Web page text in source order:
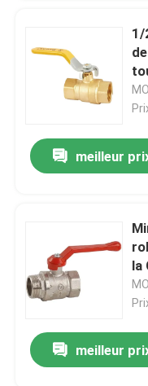
1/
meilleur
la
meilleur